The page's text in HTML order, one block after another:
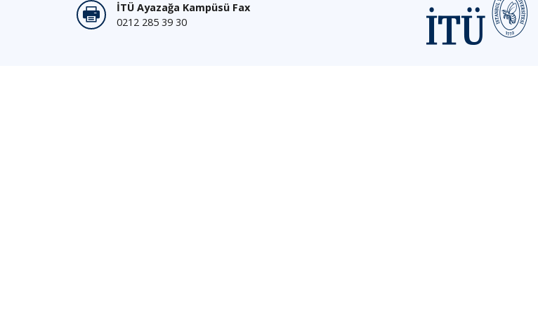
İTÜ Ayazağa Kampüsü Fax
0212 285 39 30